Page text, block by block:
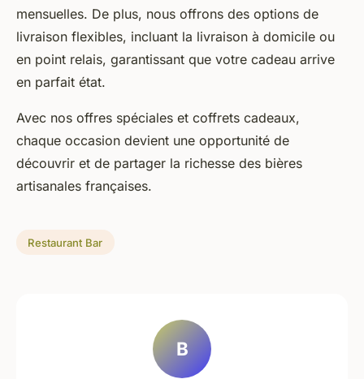
mensuelles. De plus, nous offrons des options de
livraison flexibles, incluant la livraison à domicile ou
en point relais, garantissant que votre cadeau arrive
en parfait état.
Avec nos offres spéciales et coffrets cadeaux,
chaque occasion devient une opportunité de
découvrir et de partager la richesse des bières
artisanales françaises.
Restaurant Bar
B